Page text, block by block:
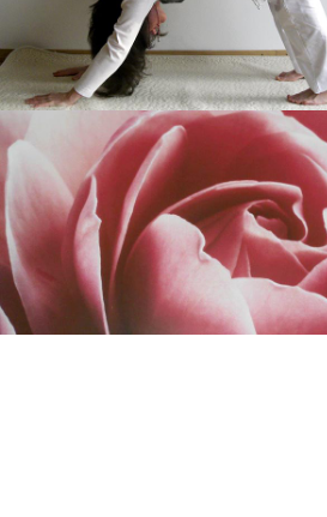
Asana „Herabschauender Hund“